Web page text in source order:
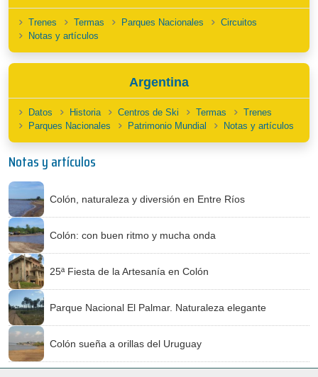
Trenes Termas Parques Nacionales
Circuitos
Notas y artículos
Argentina
Datos Historia Centros de Ski Termas
Trenes
Parques Nacionales
Patrimonio Mundial Notas y artículos
Notas y artículos
Colón, naturaleza y diversión en Entre Ríos
Colón: con buen ritmo y mucha onda
25ª Fiesta de la Artesanía en Colón
Parque Nacional El Palmar. Naturaleza elegante
Colón sueña a orillas del Uruguay